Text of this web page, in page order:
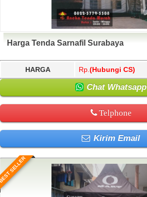
Harga Tenda Sarnafil Surabaya
HARGA Rp. (Hubungi CS)
Chat Whatsapp
Telphone
Kirim Email
SELLER